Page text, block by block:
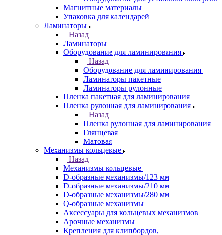
Магнитные материалы
Упаковка для календарей
Ламинаторы
Назад
Ламинаторы
Оборудование для ламинирования
Назад
Оборудование для ламинирования
Ламинаторы пакетные
Ламинаторы рулонные
Пленка пакетная для ламинирования
Пленка рулонная для ламинирования
Назад
Пленка рулонная для ламинирования
Глянцевая
Матовая
Механизмы кольцевые
Назад
Механизмы кольцевые
D-образные механизмы/123 мм
D-образные механизмы/210 мм
D-образные механизмы/280 мм
Q-образные механизмы
Аксессуары для кольцевых механизмов
Арочные механизмы
Крепления для клипбордов,